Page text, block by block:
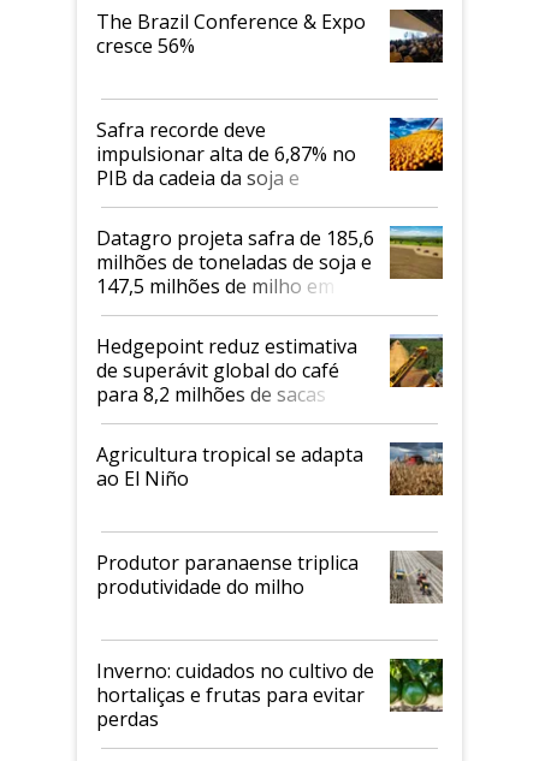
The Brazil Conference & Expo
cresce 56%
Safra recorde deve
impulsionar alta de 6,87% no
PIB da cadeia da soja e
biodiesel em 2026
Datagro projeta safra de 185,6
milhões de toneladas de soja e
147,5 milhões de milho em
2026/27
Hedgepoint reduz estimativa
de superávit global do café
para 8,2 milhões de sacas
Agricultura tropical se adapta
ao El Niño
Produtor paranaense triplica
produtividade do milho
Inverno: cuidados no cultivo de
hortaliças e frutas para evitar
perdas